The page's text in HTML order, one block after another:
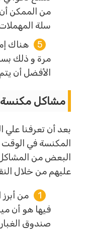
من الممكن أن
سلة المهملات.
هناك
مرة و ذلك
الأفضل أن يتم
مشاكل مكنسة
بعد أن تعرفنا علي
المكنسة في الوقت
البعض من المشاكل
عليهم من خلال النقاط
من أبرز
فيها هو أن
صندوق الغبار.